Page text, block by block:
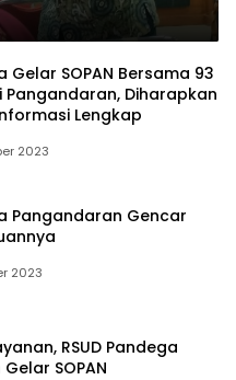
Sakit
Gelar SOPAN Bersama 93
Pangandaran, Diharapkan
Lengkap
2023
Pangandaran Gencar
2023
RSUD Pandega
SOPAN